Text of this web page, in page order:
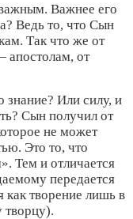
Важнее его
Ведь то, что Сын
Так что же от
апостолам, от
знание? Или силу, и
Сын получил от
не может
Это то, что
Тем и отличается
передается
творение лишь в
творцу).